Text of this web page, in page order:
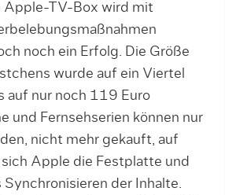
Apple-TV-Box wird mit
noch ein Erfolg. Die Größe
wurde auf ein Viertel
auf nur noch 119 Euro
und Fernsehserien können nur
nicht mehr gekauft, auf
Apple die Festplatte und
der Inhalte.